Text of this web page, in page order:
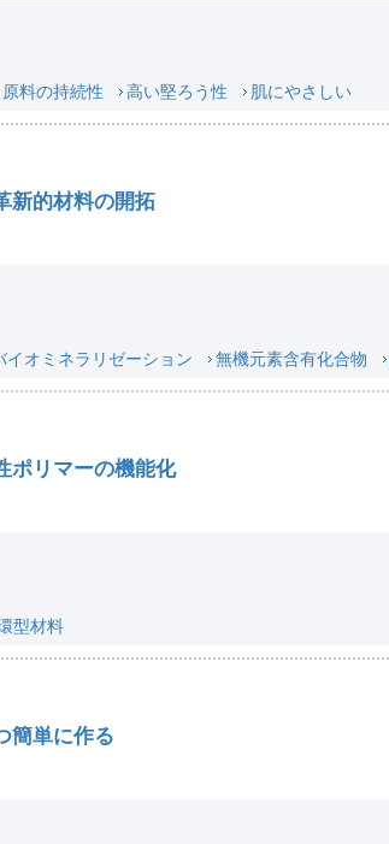
原料の持続性 高い堅ろう性 肌にやさしい
新的材料の開拓
イオミネラリゼーション 無機元素含有化合物
ポリマーの機能化
型材料
簡単に作る